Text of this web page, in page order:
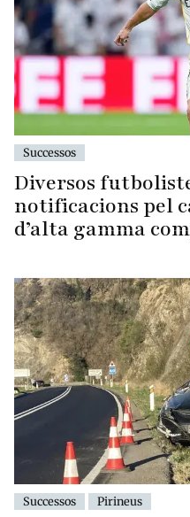
Successos
Diversos
notificacions pel
d’alta gamma
Successos Pirineus